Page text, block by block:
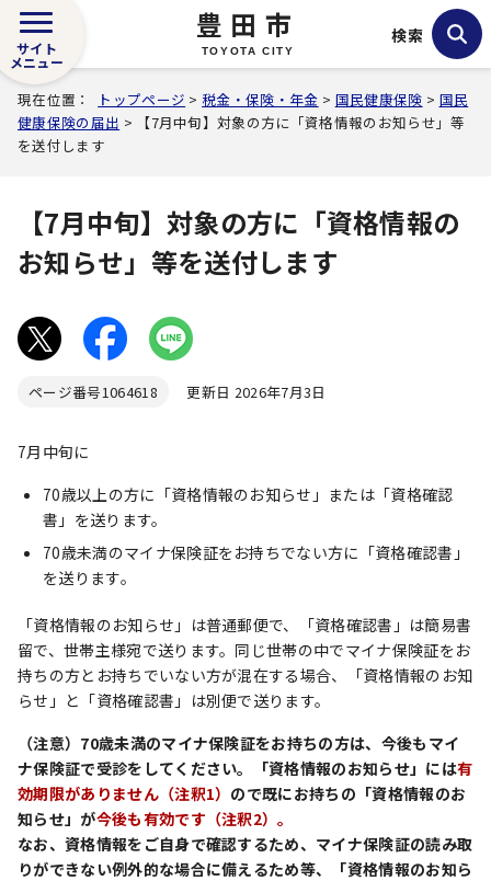
豊田市
TOYOTA CITY
サイト
メニュー
検索
現在位置： トップページ >税金・保険・年金 > 国民健康保険 > 国民
健康保険の届出 > 【7月中旬】対象の方に「資格情報のお知らせ」等
を送付します
【7月中旬】対象の方に「資格情報の
お知らせ」等を送付します
ページ番号1064618 更新日 2026年7月3日
7月中旬に
70歳以上の方に「資格情報のお知らせ」または「資格確認
書」を送ります。
70歳未満のマイナ保険証をお持ちでない方に「資格確認書」
を送ります。
「資格情報のお知らせ」は普通郵便で、「資格確認書」は簡易書
留で、世帯主様宛で送ります。同じ世帯の中でマイナ保険証をお
持ちの方とお持ちでいない方が混在する場合、「資格情報のお知
らせ」と「資格確認書」は別便で送ります。
（注意）70歳未満のマイナ保険証をお持ちの方は、今後もマイ
ナ保険証で受診をしてください。「資格情報のお知らせ」には有
効期限がありません（注釈1） ので既にお持ちの「資格情報のお
知らせ」が今後も有効です（注釈2）。
なお、資格情報をご自身で確認するため、マイナ保険証の読み取
りができない例外的な場合に備えるため等、「資格情報のお知ら